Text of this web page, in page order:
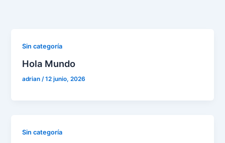
Sin categoría
Hola Mundo
adrian/12 junio, 2026
Sin categoría